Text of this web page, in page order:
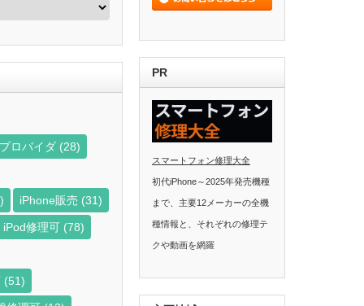
ロバイダ (28)
iPhone販売 (31)
iPod修理可 (78)
(51)
PR
スマートフォン修理大全
初代iPhone～2025年発売機種
まで、主要12メーカーの全機
種情報と、それぞれの修理テ
クや動画を網羅